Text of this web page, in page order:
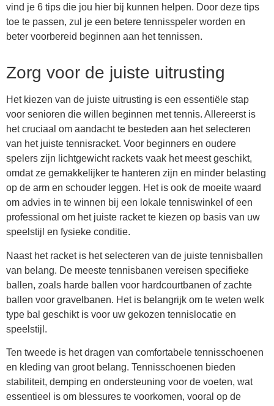
vind je 6 tips die jou hier bij kunnen helpen. Door deze tips
toe te passen, zul je een betere tennisspeler worden en
beter voorbereid beginnen aan het tennissen.
Zorg voor de juiste uitrusting
Het kiezen van de juiste uitrusting is een essentiële stap
voor senioren die willen beginnen met tennis. Allereerst is
het cruciaal om aandacht te besteden aan het selecteren
van het juiste tennisracket. Voor beginners en oudere
spelers zijn lichtgewicht rackets vaak het meest geschikt,
omdat ze gemakkelijker te hanteren zijn en minder belasting
op de arm en schouder leggen. Het is ook de moeite waard
om advies in te winnen bij een lokale tenniswinkel of een
professional om het juiste racket te kiezen op basis van uw
speelstijl en fysieke conditie.
Naast het racket is het selecteren van de juiste tennisballen
van belang. De meeste tennisbanen vereisen specifieke
ballen, zoals harde ballen voor hardcourtbanen of zachte
ballen voor gravelbanen. Het is belangrijk om te weten welk
type bal geschikt is voor uw gekozen tennislocatie en
speelstijl.
Ten tweede is het dragen van comfortabele tennisschoenen
en kleding van groot belang. Tennisschoenen bieden
stabiliteit, demping en ondersteuning voor de voeten, wat
essentieel is om blessures te voorkomen, vooral op de